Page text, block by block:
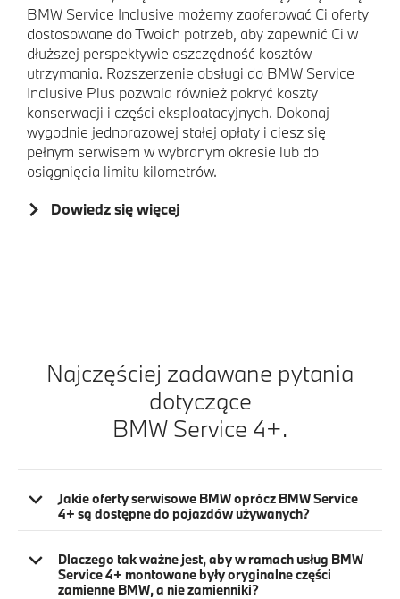
BMW Service Inclusive możemy zaoferować Ci oferty
dostosowane do Twoich potrzeb, aby zapewnić Ci w
dłuższej perspektywie oszczędność kosztów
utrzymania. Rozszerzenie obsługi do BMW Service
Inclusive Plus pozwala również pokryć koszty
konserwacji i części eksploatacyjnych. Dokonaj
wygodnie jednorazowej stałej opłaty i ciesz się
pełnym serwisem w wybranym okresie lub do
osiągnięcia limitu kilometrów.
Dowiedz się więcej
Najczęściej zadawane pytania
dotyczące
BMW Service 4+.
Jakie oferty serwisowe BMW oprócz BMW Service
4+ są dostępne do pojazdów używanych?
Dlaczego tak ważne jest, aby w ramach usług BMW
Service 4+ montowane były oryginalne części
zamienne BMW, a nie zamienniki?